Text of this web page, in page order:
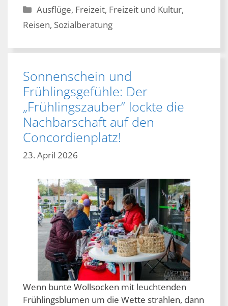
Kategorien
Ausflüge, Freizeit, Freizeit und Kultur,
Reisen, Sozialberatung
Sonnenschein und
Frühlingsgefühle: Der
„Frühlingszauber“ lockte die
Nachbarschaft auf den
Concordienplatz!
23. April 2026
Wenn bunte Wollsocken mit leuchtenden
Frühlingsblumen um die Wette strahlen, dann